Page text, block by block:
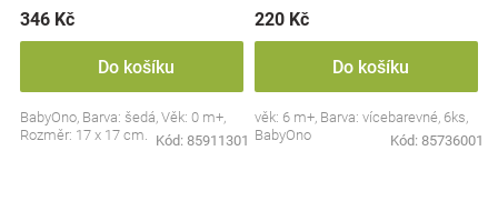
346 Kč
Do košíku
BabyOno, Barva: šedá, Věk: 0 m+,
Rozměr: 17 x 17 cm.
Kód: 85911301
220 Kč
Do košíku
věk: 6 m+, Barva: vícebarevné, 6ks,
BabyOno
Kód: 85736001